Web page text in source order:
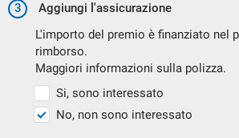
3
Aggiungi l'assicurazione
L'importo del premio è finanziato nel
rimborso.
Maggiori informazioni sulla polizza.
Si, sono interessato
No, non sono interessato